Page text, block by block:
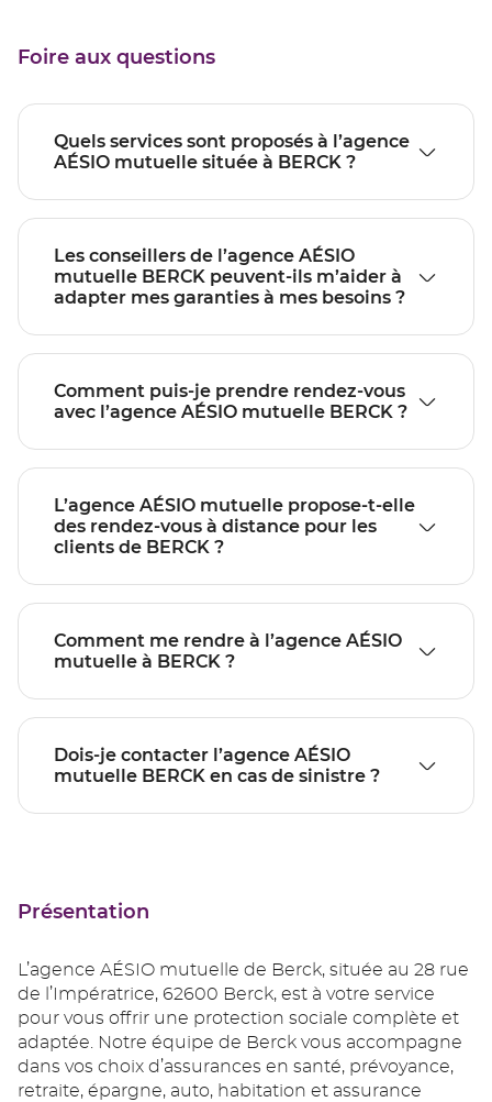
Foire aux questions
Quels services sont proposés à l’agence
AÉSIO mutuelle située à BERCK ?
Les conseillers de l’agence AÉSIO
mutuelle BERCK peuvent-ils m’aider à
adapter mes garanties à mes besoins ?
Comment puis-je prendre rendez-vous
avec l’agence AÉSIO mutuelle BERCK ?
L’agence AÉSIO mutuelle propose-t-elle
des rendez-vous à distance pour les
clients de BERCK ?
Comment me rendre à l’agence AÉSIO
mutuelle à BERCK ?
Dois-je contacter l’agence AÉSIO
mutuelle BERCK en cas de sinistre ?
Présentation
L’agence AÉSIO mutuelle de Berck, située au 28 rue
de l’Impératrice, 62600 Berck, est à votre service
pour vous offrir une protection sociale complète et
adaptée. Notre équipe de Berck vous accompagne
dans vos choix d’assurances en santé, prévoyance,
retraite, épargne, auto, habitation et assurance